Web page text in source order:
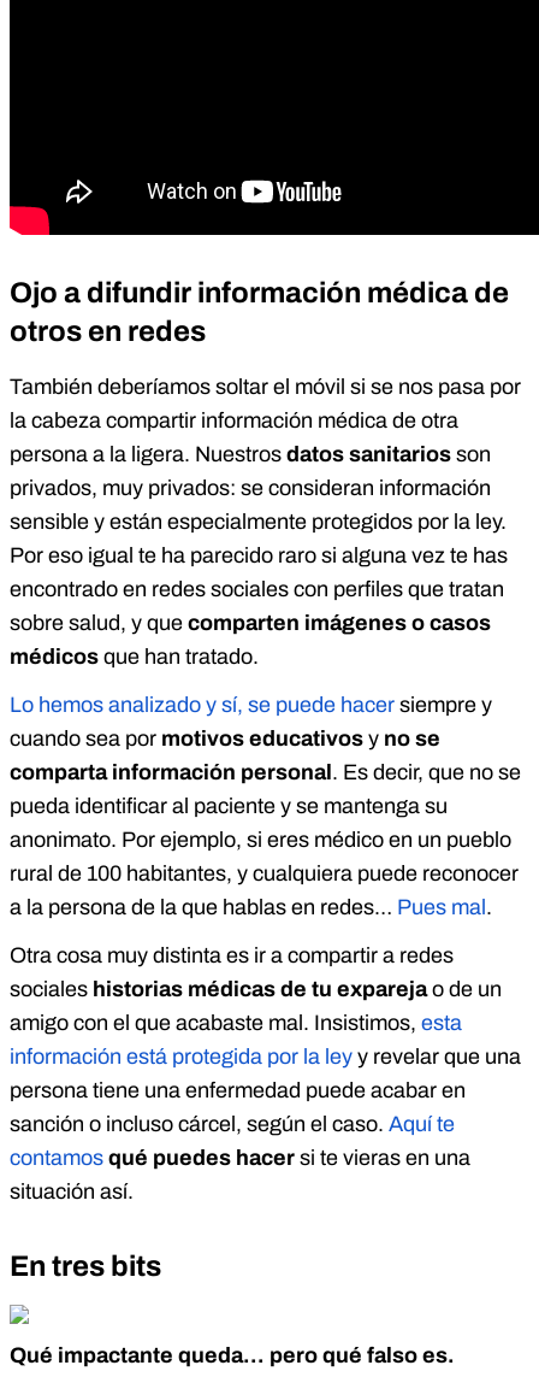
Ojo a difundir información médica de
otros en redes
También deberíamos soltar el móvil si se nos pasa por
la cabeza compartir información médica de otra
persona a la ligera. Nuestros datos sanitarios son
privados, muy privados: se consideran información
sensible y están especialmente protegidos por la ley.
Por eso igual te ha parecido raro si alguna vez te has
encontrado en redes sociales con perfiles que tratan
sobre salud, y que comparten imágenes o casos
médicos que han tratado.
Lo hemos analizado y sí, se puede hacer siempre y
cuando sea por motivos educativos y no se
comparta información personal . Es decir, que no se
pueda identificar al paciente y se mantenga su
anonimato. Por ejemplo, si eres médico en un pueblo
rural de 100 habitantes, y cualquiera puede reconocer
a la persona de la que hablas en redes… Pues mal .
Otra cosa muy distinta es ir a compartir a redes
sociales historias médicas de tu exparejao de un
amigo con el que acabaste mal. Insistimos, esta
información está protegida por la ley y revelar que una
persona tiene una enfermedad puede acabar en
sanción o incluso cárcel, según el caso. Aquí te
contamos qué puedes hacer si te vieras en una
situación así.
En tres bits
Qué impactante queda… pero qué falso es.